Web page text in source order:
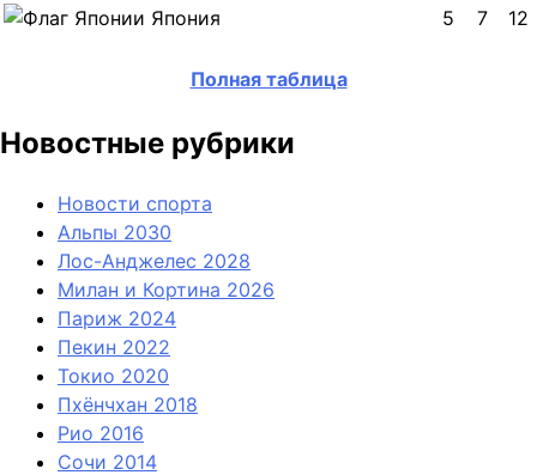
Япония
5 7 12
Полная таблица
Новостные рубрики
Новости спорта
Альпы 2030
Лос-Анджелес 2028
Милан и Кортина 2026
Париж 2024
Пекин 2022
Токио 2020
Пхёнчхан 2018
Рио 2016
Сочи 2014